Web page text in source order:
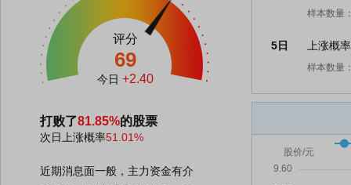
评分
69
今日 +2.40
打败了81.85%的股票
次日上涨概率51.01%
近期消息面一般，主力资金有介
样本数量
5日 上涨概
样本数量